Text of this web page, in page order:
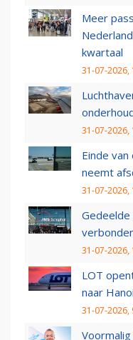
Meer
kwartaal
31-07-2026,
31-07-2026,
Einde
neemt
31-07-2026,
31-07-2026,
LOT
naar Hanoi
31-07-2026,